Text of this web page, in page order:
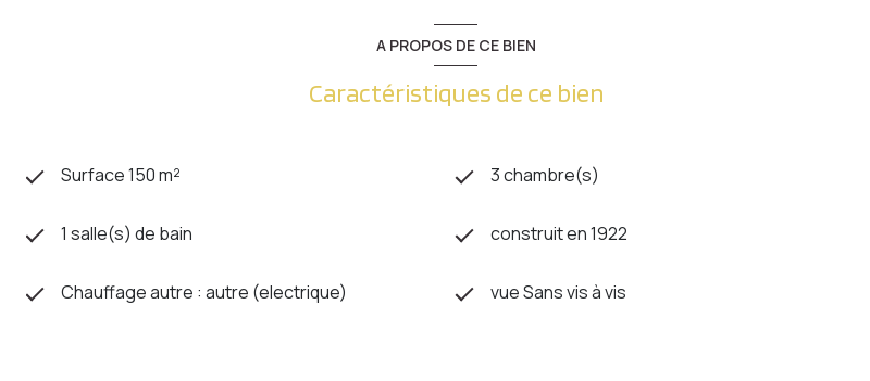
A PROPOS DE CE BIEN
Caractéristiques de ce bien
Surface 150 m² 3 chambre(s)
1 salle(s) de bain construit en 1922
Chauffage autre : autre (electrique) vue Sans vis à vis